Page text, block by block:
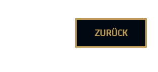
ZURÜCK